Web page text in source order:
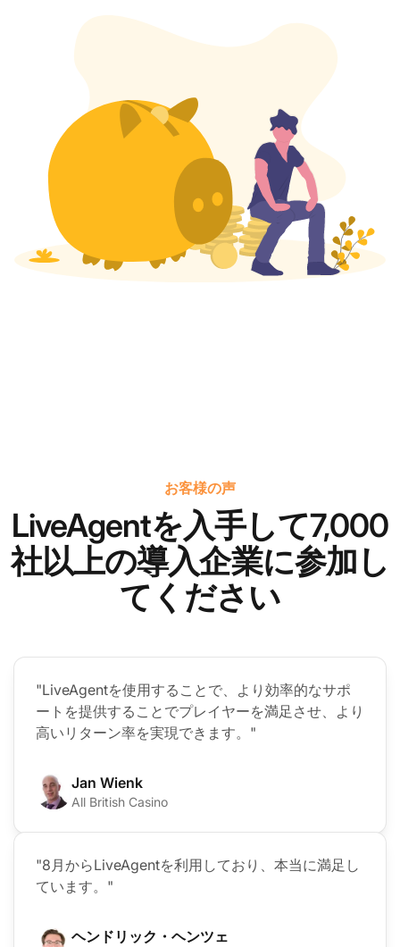
お客様の声
LiveAgentを入手して7,000
社以上の導入企業に参加し
てください
"LiveAgentを使用することで、より効率的なサポ
ートを提供することでプレイヤーを満足させ、より
高いリターン率を実現できます。"
Jan Wienk
All British Casino
"8月からLiveAgentを利用しており、本当に満足し
ています。"
ヘンドリック・ヘンツェ